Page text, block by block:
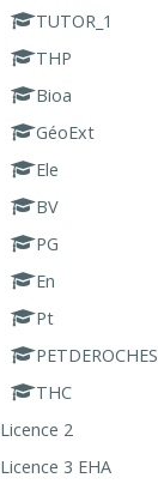
TUTOR_1
THP
Bioa
GéoExt
Ele
BV
PG
En
Pt
PETDEROCHES
THC
Licence 2
Licence 3 EHA